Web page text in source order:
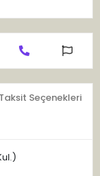
Taksit Seçenekleri